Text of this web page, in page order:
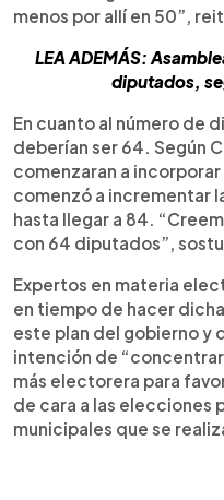
menos por allí en 50”,
LEA ADEMÁS:
diputados,
En cuanto al número de
deberían ser 64. Según
comenzaran a
comenzó a incrementar
hasta llegar a 84.
con 64 diputados”,
Expertos en materia
en tiempo de hacer
este plan del gobierno y
intención de
más electorera para
de cara a las elecciones
municipales que se